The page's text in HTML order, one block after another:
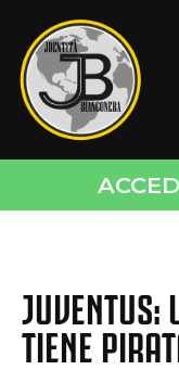
JUVENTUS:
TIENE